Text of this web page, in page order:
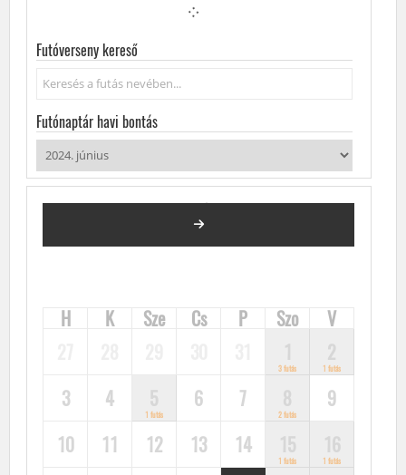
Futóverseny kereső
Keresés...
Futónaptár havi bontás
H K Sze Cs P Szo
V
3 futás 1 futás
3 4
1 futás
6 7
2 futás
9
10
11 12 13 14
1 futás 1 futás